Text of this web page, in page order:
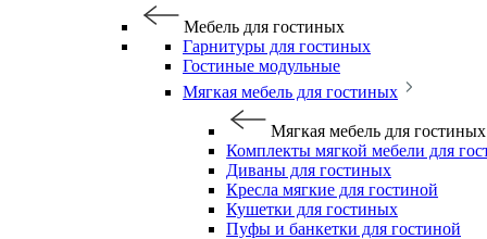
Мебель для гостиных
Гарнитуры для гостиных
Гостиные модульные
Мягкая мебель для гостиных
Мягкая мебель для гостиных
Комплекты мягкой мебели для
Диваны для гостиных
Кресла мягкие для гостиной
Кушетки для гостиных
Пуфы и банкетки для гостиной